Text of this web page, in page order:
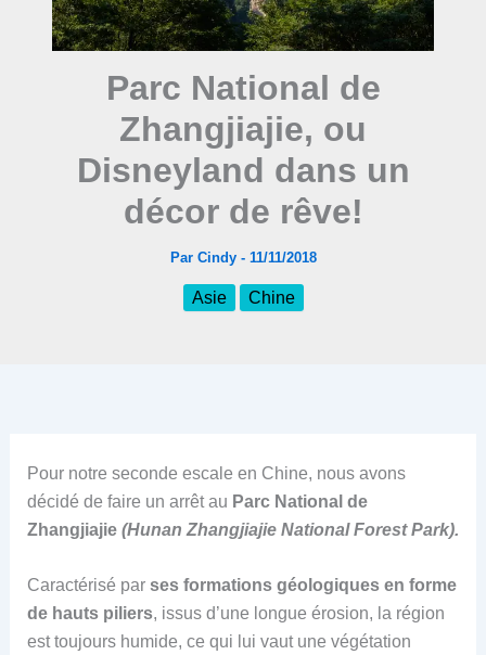
Parc National de
Zhangjiajie, ou
Disneyland dans un
décor de rêve!
Par Cindy - 11/11/2018
Asie Chine
Pour notre seconde escale en Chine, nous avons
décidé de faire un arrêt au Parc National de
Zhangjiajie (Hunan Zhangjiajie National Forest Park).
Caractérisé par ses formations géologiques en forme
de hauts piliers, issus d’une longue érosion, la région
est toujours humide, ce qui lui vaut une végétation